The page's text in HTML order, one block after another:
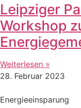
Leipziger
Workshop
Weiterlesen »
28. Februar 2023
Energieeinsparung